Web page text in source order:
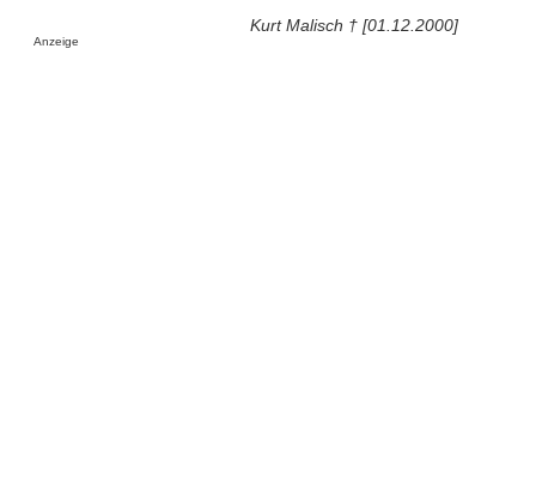
Kurt Malisch † [01.12.2000]
Anzeige